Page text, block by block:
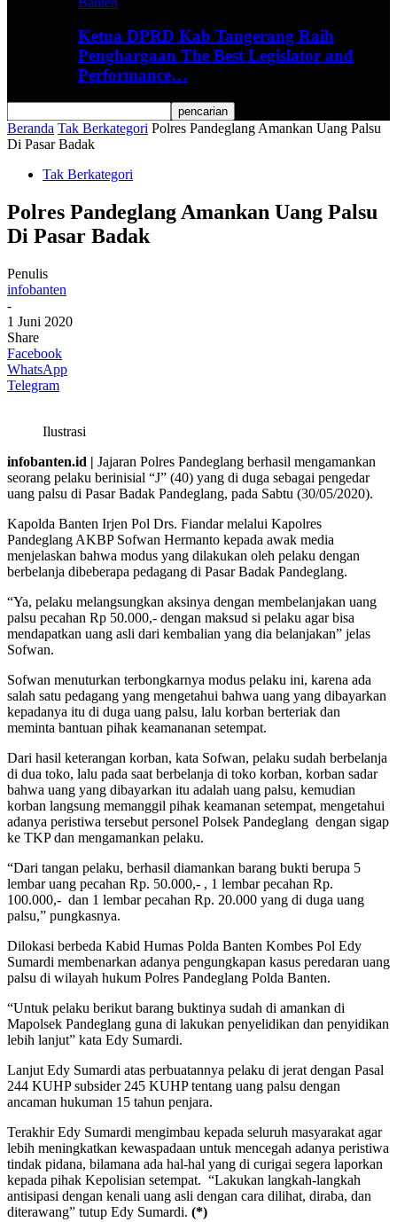
Ketua DPRD Kab Tangerang Raih
Penghargaan The Best Legislator and
Performance…
Beranda Tak Berkategori Polres Pandeglang Amankan Uang Palsu
Di Pasar Badak
Tak Berkategori
Polres Pandeglang Amankan Uang Palsu
Di Pasar Badak
Penulis
infobanten
-
1 Juni 2020
Share
Facebook
WhatsApp
Telegram
Ilustrasi
infobanten.id | Jajaran Polres Pandeglang berhasil mengamankan
seorang pelaku berinisial “J” (40) yang di duga sebagai pengedar
uang palsu di Pasar Badak Pandeglang, pada Sabtu (30/05/2020).
Kapolda Banten Irjen Pol Drs. Fiandar melalui Kapolres
Pandeglang AKBP Sofwan Hermanto kepada awak media
menjelaskan bahwa modus yang dilakukan oleh pelaku dengan
berbelanja dibeberapa pedagang di Pasar Badak Pandeglang.
“Ya, pelaku melangsungkan aksinya dengan membelanjakan uang
palsu pecahan Rp 50.000,- dengan maksud si pelaku agar bisa
mendapatkan uang asli dari kembalian yang dia belanjakan” jelas
Sofwan.
Sofwan menuturkan terbongkarnya modus pelaku ini, karena ada
salah satu pedagang yang mengetahui bahwa uang yang dibayarkan
kepadanya itu di duga uang palsu, lalu korban berteriak dan
meminta bantuan pihak keamananan setempat.
Dari hasil keterangan korban, kata Sofwan, pelaku sudah berbelanja
di dua toko, lalu pada saat berbelanja di toko korban, korban sadar
bahwa uang yang dibayarkan itu adalah uang palsu, kemudian
korban langsung memanggil pihak keamanan setempat, mengetahui
adanya peristiwa tersebut personel Polsek Pandeglang dengan sigap
ke TKP dan mengamankan pelaku.
“Dari tangan pelaku, berhasil diamankan barang bukti berupa 5
lembar uang pecahan Rp. 50.000,- , 1 lembar pecahan Rp.
100.000,- dan 1 lembar pecahan Rp. 20.000 yang di duga uang
palsu,” pungkasnya.
Dilokasi berbeda Kabid Humas Polda Banten Kombes Pol Edy
Sumardi membenarkan adanya pengungkapan kasus peredaran uang
palsu di wilayah hukum Polres Pandeglang Polda Banten.
“Untuk pelaku berikut barang buktinya sudah di amankan di
Mapolsek Pandeglang guna di lakukan penyelidikan dan penyidikan
lebih lanjut” kata Edy Sumardi.
Lanjut Edy Sumardi atas perbuatannya pelaku di jerat dengan Pasal
244 KUHP subsider 245 KUHP tentang uang palsu dengan
ancaman hukuman 15 tahun penjara.
Terakhir Edy Sumardi mengimbau kepada seluruh masyarakat agar
lebih meningkatkan kewaspadaan untuk mencegah adanya peristiwa
tindak pidana, bilamana ada hal-hal yang di curigai segera laporkan
kepada pihak Kepolisian setempat. “Lakukan langkah-langkah
antisipasi dengan kenali uang asli dengan cara dilihat, diraba, dan
diterawang” tutup Edy Sumardi. (*)